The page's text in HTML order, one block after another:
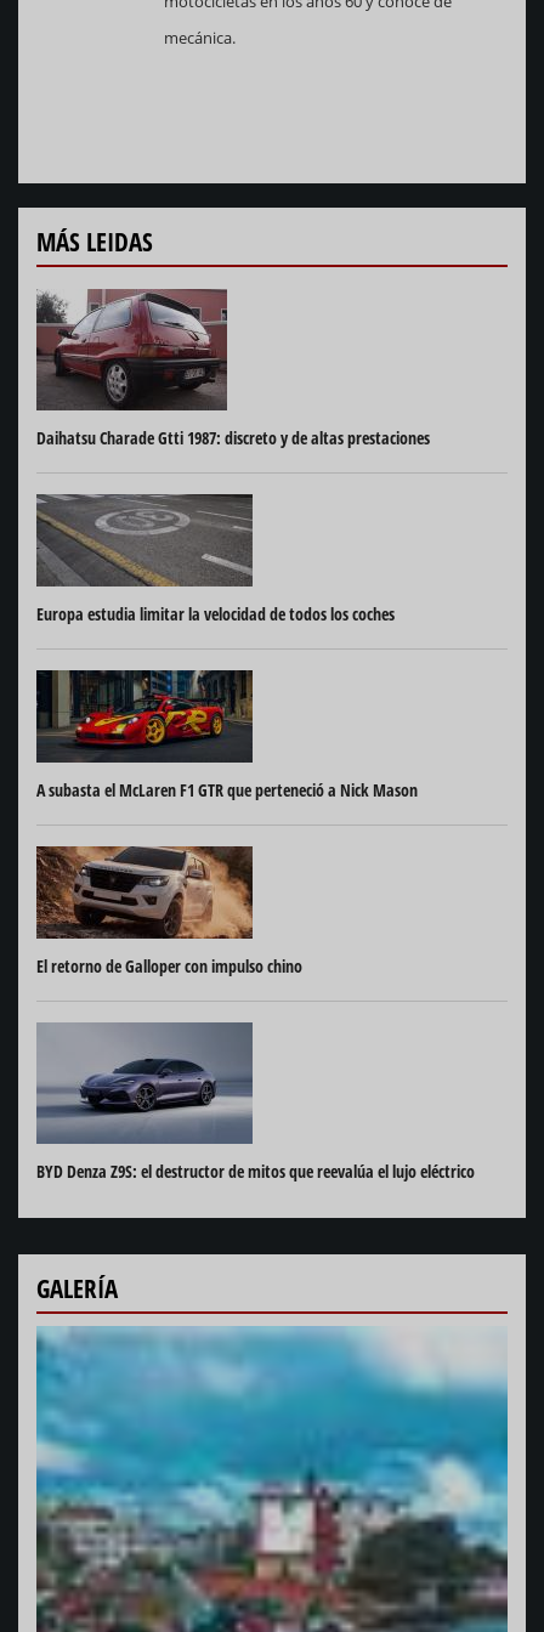
mecánica.
MÁS LEIDAS
Daihatsu Charade Gtti 1987: discreto y de altas prestaciones
Europa estudia limitar la velocidad de todos los coches
A subasta el McLaren F1 GTR que perteneció a Nick Mason
El retorno de Galloper con impulso chino
BYD Denza Z9S: el destructor de mitos que reevalúa el lujo eléctrico
GALERÍA